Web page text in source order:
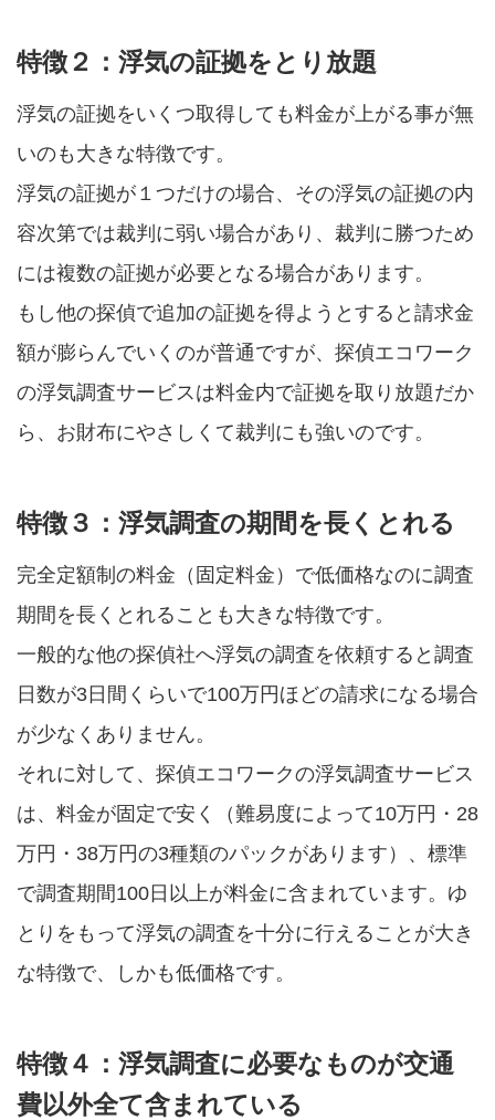
特徴２：浮気の証拠をとり放題
浮気の証拠をいくつ取得しても料金が上がる事が無
いのも大きな特徴です。
浮気の証拠が１つだけの場合、その浮気の証拠の内
容次第では裁判に弱い場合があり、裁判に勝つため
には複数の証拠が必要となる場合があります。
もし他の探偵で追加の証拠を得ようとすると請求金
額が膨らんでいくのが普通ですが、探偵エコワーク
の浮気調査サービスは料金内で証拠を取り放題だか
ら、お財布にやさしくて裁判にも強いのです。
特徴３：浮気調査の期間を長くとれる
完全定額制の料金（固定料金）で低価格なのに調査
期間を長くとれることも大きな特徴です。
一般的な他の探偵社へ浮気の調査を依頼すると調査
日数が3日間くらいで100万円ほどの請求になる場合
が少なくありません。
それに対して、探偵エコワークの浮気調査サービス
は、料金が固定で安く（難易度によって10万円・28
万円・38万円の3種類のパックがあります）、標準
で調査期間100日以上が料金に含まれています。ゆ
とりをもって浮気の調査を十分に行えることが大き
な特徴で、しかも低価格です。
特徴４：浮気調査に必要なものが交通
費以外全て含まれている